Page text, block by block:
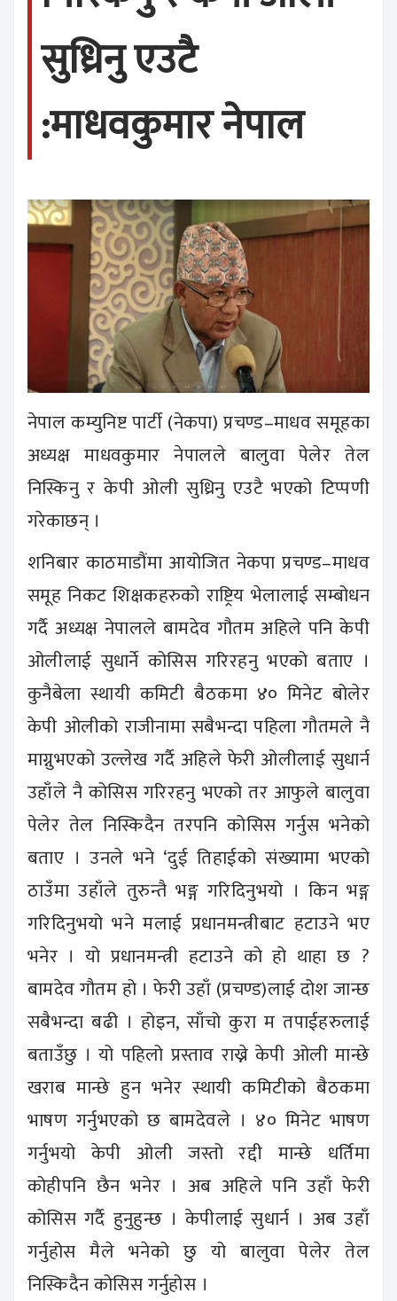
सुध्रिनु एउटै
:माधवकुमार नेपाल
नेपाल कम्युनिष्ट पार्टी (नेकपा) प्रचण्ड–माधव समूहका
अध्यक्ष माधवकुमार नेपालले बालुवा पेलेर तेल
निस्किनु र केपी ओली सुध्रिनु एउटै भएको टिप्पणी
गरेकाछन् ।
शनिबार काठमाडौंमा आयोजित नेकपा प्रचण्ड–माधव
समूह निकट शिक्षकहरुको राष्ट्रिय भेलालाई सम्बोधन
गर्दै अध्यक्ष नेपालले बामदेव गौतम अहिले पनि केपी
ओलीलाई सुधार्ने कोसिस गरिरहनु भएको बताए ।
कुनैबेला स्थायी कमिटी बैठकमा ४० मिनेट बोलेर
केपी ओलीको राजीनामा सबैभन्दा पहिला गौतमले नै
माग्नुभएको उल्लेख गर्दै अहिले फेरी ओलीलाई सुधार्न
उहाँले नै कोसिस गरिरहनु भएको तर आफुले बालुवा
पेलेर तेल निस्किदैन तरपनि कोसिस गर्नुस भनेको
बताए । उनले भने ‘दुई तिहाईको संख्यामा भएको
ठाउँमा उहाँले तुरुन्तै भङ्ग गरिदिनुभयो । किन भङ्ग
गरिदिनुभयो भने मलाई प्रधानमन्त्रीबाट हटाउने भए
भनेर । यो प्रधानमन्त्री हटाउने को हो थाहा छ ?
बामदेव गौतम हो । फेरी उहाँ (प्रचण्ड)लाई दोश जान्छ
सबैभन्दा बढी । होइन, साँचो कुरा म तपाईहरुलाई
बताउँछु । यो पहिलो प्रस्ताव राख्ने केपी ओली मान्छे
खराब मान्छे हुन भनेर स्थायी कमिटीको बैठकमा
भाषण गर्नुभएको छ बामदेवले । ४० मिनेट भाषण
गर्नुभयो केपी ओली जस्तो रद्दी मान्छे धर्तिमा
कोहीपनि छैन भनेर । अब अहिले पनि उहाँ फेरी
कोसिस गर्दै हुनुहुन्छ । केपीलाई सुधार्न । अब उहाँ
गर्नुहोस मैले भनेको छु यो बालुवा पेलेर तेल
निस्किदैन कोसिस गर्नुहोस ।